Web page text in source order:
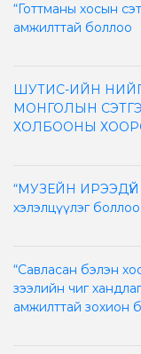
“Готтманы хосын
амжилттай боллоо
ШУТИС-ИЙН
МОНГОЛЫН
ХОЛБООНЫ
“МУЗЕЙН
хэлэлцүүлэг боллоо.
“Савласан бэлэн
зээлийн чиг
амжилттай зохион